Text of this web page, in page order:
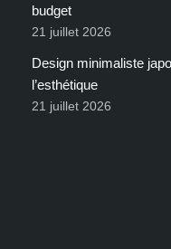
budget
21 juillet 2026
Design minimaliste
l’esthétique
21 juillet 2026